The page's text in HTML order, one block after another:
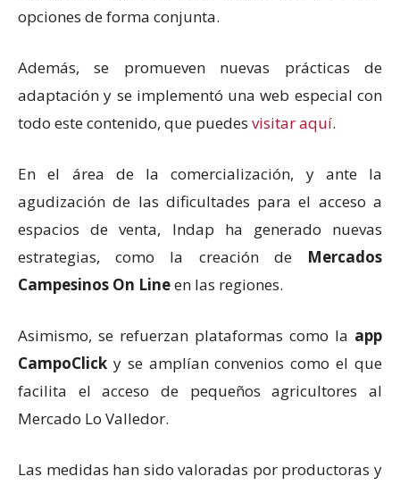
opciones de forma conjunta.
Además, se promueven nuevas prácticas de
adaptación y se implementó una web especial con
todo este contenido, que puedes visitar aquí.
En el área de la comercialización, y ante la
agudización de las dificultades para el acceso a
espacios de venta, Indap ha generado nuevas
estrategias, como la creación deMercados
Campesinos On Lineen las regiones.
Asimismo, se refuerzan plataformas como la app
CampoClick y se amplían convenios como el que
facilita el acceso de pequeños agricultores al
Mercado Lo Valledor.
Las medidas han sido valoradas por productoras y